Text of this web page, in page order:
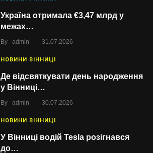
Україна отримала €3,47 млрд у
межах…
By admin . 31.07.2026
НОВИНИ ВІННИЦІ
Де відсвяткувати день народження
у Вінниці…
By admin . 30.07.2026
НОВИНИ ВІННИЦІ
У Вінниці водій Tesla розігнався
до…